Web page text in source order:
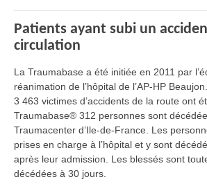
Patients ayant subi un
circulation
La Traumabase a été initiée en 2011 par
réanimation de l’hôpital de l’AP-HP
3 463 victimes d’accidents de la route ont
Traumabase® 312 personnes sont
Traumacenter d’Ile-de-France. Les
prises en charge à l’hôpital et y sont
après leur admission. Les blessés sont
décédées à 30 jours.